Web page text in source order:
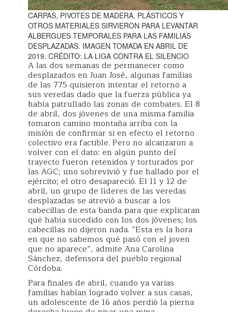
CARPAS, PIVOTES DE MADERA, PLÁSTICOS Y
OTROS MATERIALES SIRVIERON PARA LEVANTAR
ALBERGUES TEMPORALES PARA LAS FAMILIAS
DESPLAZADAS. IMAGEN TOMADA EN ABRIL DE
2019. CRÉDITO: LA LIGA CONTRA EL SILENCIO
A las dos semanas de permanecer como
desplazados en Juan José, algunas familias
de las 775 quisieron intentar el retorno a
sus veredas dado que la fuerza pública ya
había patrullado las zonas de combates. El 8
de abril, dos jóvenes de una misma familia
tomaron camino montaña arriba con la
misión de confirmar si en efecto el retorno
colectivo era factible. Pero no alcanzaron a
volver con el dato: en algún punto del
trayecto fueron retenidos y torturados por
las AGC; uno sobrevivió y fue hallado por el
ejército; el otro desapareció. El 11 y 12 de
abril, un grupo de líderes de las veredas
desplazadas se atrevió a buscar a los
cabecillas de esta banda para que explicaran
qué había sucedido con los dos jóvenes; los
cabecillas no dijeron nada. “Esta es la hora
en que no sabemos qué pasó con el joven
que no aparece”, admite Ana Carolina
Sánchez, defensora del pueblo regional
Córdoba.
Para finales de abril, cuando ya varias
familias habían logrado volver a sus casas,
un adolescente de 16 años perdió la pierna